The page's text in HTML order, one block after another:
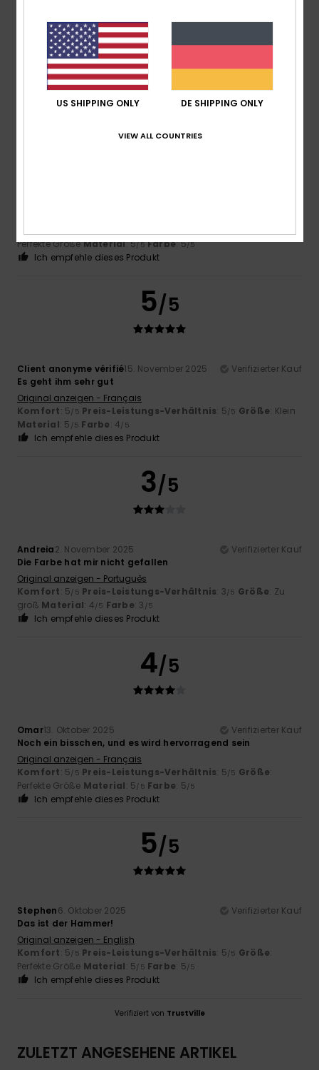
Farbe
Perfekte GrößeMaterial: 5/5 Farbe: 5/5
Ich empfehle dieses Produkt
5/5
Client anonyme vérifié15. November 2025
Verifizierter Kauf
Es geht ihm sehr gut
Original anzeigen - Français
Komfort: 5/5 Preis-Leistungs-Verhältnis: 5/5 Größe: Klein
Material: 5 /5 Farbe: 4/5
Ich empfehle dieses Produkt
3/5
Andreia2. November 2025
Verifizierter Kauf
Die Farbe hat mir nicht gefallen
Original anzeigen - Português
Komfort: 5/5 Preis-Leistungs-Verhältnis: 3/5 Größe: Zu
groß Material: 4/5 Farbe: 3 /5
Ich empfehle dieses Produkt
4/5
Omar13. Oktober 2025
Verifizierter Kauf
Noch ein bisschen, und es wird hervorragend sein
Original anzeigen - Français
Komfort: 5/5 Preis-Leistungs-Verhältnis: 5/5 Größe:
Perfekte Größe Material: 5/5 Farbe: 5/5
Ich empfehle dieses Produkt
5/5
Stephen6. Oktober 2025
Verifizierter Kauf
Das ist der Hammer!
Original anzeigen - English
Komfort: 5/5 Preis-Leistungs-Verhältnis: 5/5 Größe:
Perfekte Größe Material: 5/5 Farbe: 5/5
Ich empfehle dieses Produkt
Verifiziert von TrustVille
ZULETZT ANGESEHENE ARTIKEL
US SHIPPING ONLY DE SHIPPING ONLY
VIEW ALL COUNTRIES